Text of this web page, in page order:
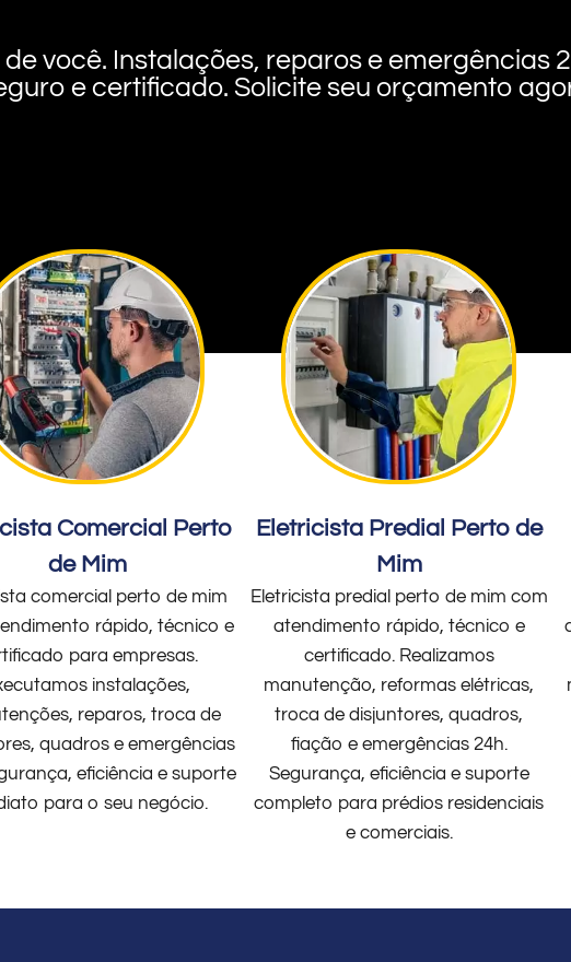
você. Instalações, reparos e emergências
e certificado. Solicite seu orçamento
Comercial Perto
de Mim
comercial perto de mim
rápido, técnico e
para empresas.
instalações,
reparos, troca de
quadros e emergências
eficiência e suporte
para o seu negócio.
Eletricista Predial Perto de
Mim
Eletricista predial perto de mim com
atendimento rápido, técnico e
certificado. Realizamos
manutenção, reformas elétricas,
troca de disjuntores, quadros,
fiação e emergências 24h.
Segurança, eficiência e suporte
completo para prédios residenciais
e comerciais.